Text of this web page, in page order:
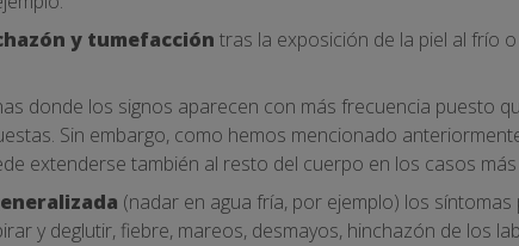
y tumefacción tras la exposición de la piel al frío
donde los signos aparecen con más frecuencia puesto
Sin embargo, como hemos mencionado
extenderse también al resto del cuerpo en los casos
(nadar en agua fría, por ejemplo) los
y deglutir, fiebre, mareos, desmayos, hinchazón de los